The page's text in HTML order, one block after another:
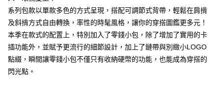
成交易。
3.實際核准額度、可分期數及費用金額請依後續交易確認頁面所載為準。
4.訂單成立30分鐘內，如未前往確認交易或遇審核未通過，訂單將自動取
法說明評估內容。
【繳款方式說明】
1.分期款項不併入電信帳單，「大哥付你分期」於每月結算日後寄送繳費提
醒簡訊。
2.透過簡訊連結打開帳單後，可選擇「超商條碼／台灣大直營門市／銀行轉
AFTEE先享後付是「在收到商品之後才付款」的支付方式。 讓您購物簡單
便利好安心！
１．簡單：不需註冊會員、不需綁卡、不需儲值。
２．便利：只要手機號碼，簡訊認證，即可結帳。
【「AFTEE先享後付」結帳流程】
１．於結帳方式選擇「AFTEE先享後付」後，將跳轉至「AFTEE先享後付」
結帳頁面，進行簡訊認證並確認金額後，即可完成結帳。
全家取貨付款
每筆NT$60，滿NT$1,500(含以上)免運費
付款後全家取貨
系列包款以單款多色的方式呈現，搭配可調節式背帶，輕鬆在肩揹
及斜揹方式自由轉換，率性的時髦風格，讓你的穿搭圖鑑更多元！
本季在款式的配置上，特別加入了零錢小包，除了增加了實用的卡
插功能外，並賦予更流行的細節設計，加上了鏈帶與別緻小LOGO
點綴，瞬間讓零錢小包不僅只有收納硬幣的功能，也能成為穿搭的
閃光點。